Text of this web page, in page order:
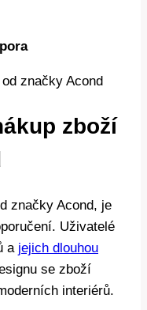
zboží
značky Acond, je
Uživatelé
a jejich dlouhou
se zboží
interiérů.